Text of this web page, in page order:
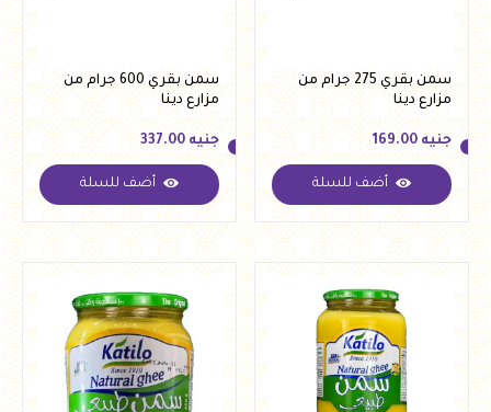
سمن بقري 275 جرام من
مزارع دينا
جنيه
جنيه 169.00
أضف للسلة
سمن بقري 600 جرام من
مزارع دينا
جنيه
جنيه 337.00
أضف للسلة